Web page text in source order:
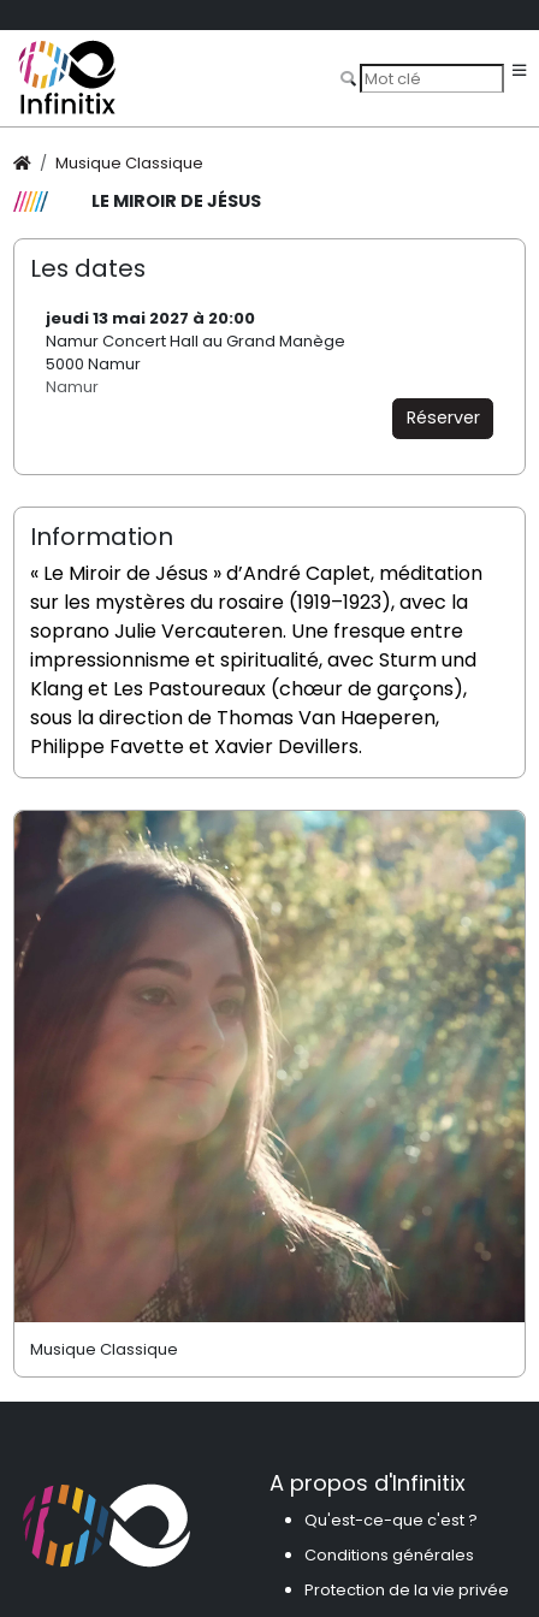
Musique Classique
LE MIROIR DE JÉSUS
Les dates
jeudi 13 mai 2027 à 20:00
Namur Concert Hall au Grand Manège
5000 Namur
Namur
Réserver
Information
« Le Miroir de Jésus » d’André Caplet, méditation
sur les mystères du rosaire (1919–1923), avec la
soprano Julie Vercauteren. Une fresque entre
impressionnisme et spiritualité, avec Sturm und
Klang et Les Pastoureaux (chœur de garçons),
sous la direction de Thomas Van Haeperen,
Philippe Favette et Xavier Devillers.
Musique Classique
A propos d'Infinitix
Qu'est-ce-que c'est ?
Conditions générales
Protection de la vie privée